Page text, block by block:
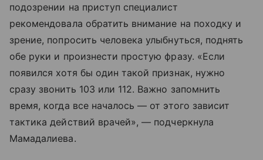
подозрении на приступ специалист
рекомендовала обратить внимание на походку и
зрение, попросить человека улыбнуться, поднять
обе руки и произнести простую фразу. «Если
появился хотя бы один такой признак, нужно
сразу звонить 103 или 112. Важно запомнить
время, когда все началось — от этого зависит
тактика действий врачей», — подчеркнула
Мамадалиева.